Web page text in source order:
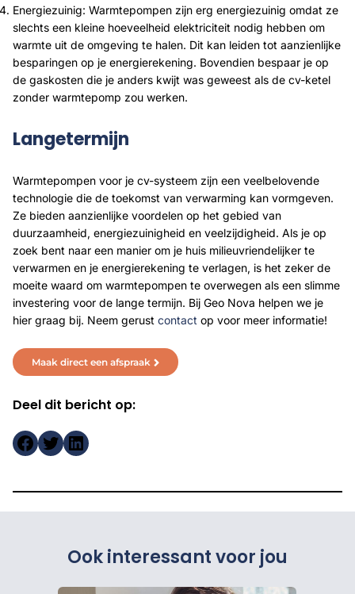
Energiezuinig: Warmtepompen zijn erg energiezuinig omdat ze
slechts een kleine hoeveelheid elektriciteit nodig hebben om
warmte uit de omgeving te halen. Dit kan leiden tot aanzienlijke
besparingen op je energierekening. Bovendien bespaar je op
de gaskosten die je anders kwijt was geweest als de cv-ketel
zonder warmtepomp zou werken.
Langetermijn
Warmtepompen voor je cv-systeem zijn een veelbelovende
technologie die de toekomst van verwarming kan vormgeven.
Ze bieden aanzienlijke voordelen op het gebied van
duurzaamheid, energiezuinigheid en veelzijdigheid. Als je op
zoek bent naar een manier om je huis milieuvriendelijker te
verwarmen en je energierekening te verlagen, is het zeker de
moeite waard om warmtepompen te overwegen als een slimme
investering voor de lange termijn. Bij Geo Nova helpen we je
hier graag bij. Neem gerust contact op voor meer informatie!
Maak direct een afspraak
Deel dit bericht op:
https://www.facebook.com
TwitterLinkedIn
Ook interessant voor jou